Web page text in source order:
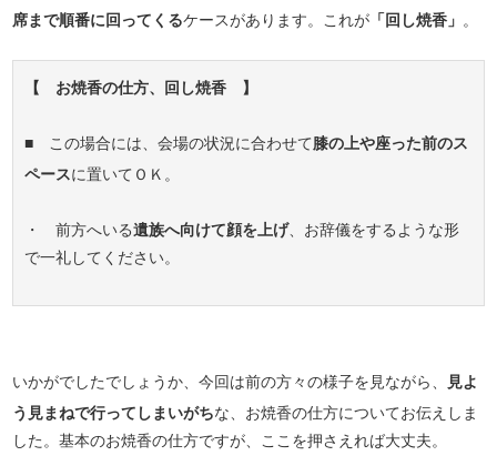
席まで順番に回ってくるケースがあります。これが 「回し焼香」 。
【 お焼香の仕方、回し焼香 】
■ この場合には、会場の状況に合わせて膝の上や座った前のス
ペースに置いてＯＫ。
・ 前方へいる遺族へ向けて顔を上げ、お辞儀をするような形
で一礼してください。
いかがでしたでしょうか、今回は前の方々の様子を見ながら、
見よ
う見まねで行ってしまいがちな、お焼香の仕方についてお伝えしま
した。基本のお焼香の仕方ですが、ここを押さえれば大丈夫。